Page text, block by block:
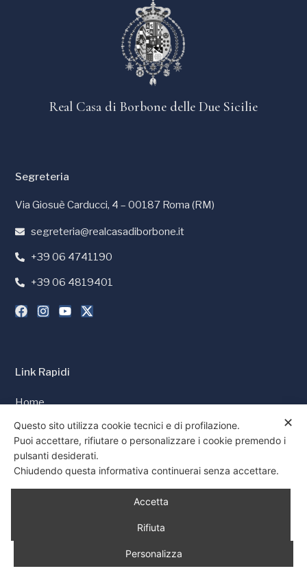
Real Casa di Borbone delle Due Sicilie
Link Rapidi
Home
Stampa e Media
Cookie Policy
Privacy Policy
Consenso
Segreteria
Via Giosuè Carducci, 4 – 00187 Roma (RM)
segreteria@realcasadiborbone.it
+39 06 4741190
+39 06 4819401
© 1997 - 2026 Tutti i diritti riservati
✕
Questo sito utilizza cookie tecnici e di profilazione.
Puoi accettare, rifiutare o personalizzare i cookie premendo i
pulsanti desiderati.
Chiudendo questa informativa continuerai senza accettare.
Accetta
Rifiuta
Personalizza